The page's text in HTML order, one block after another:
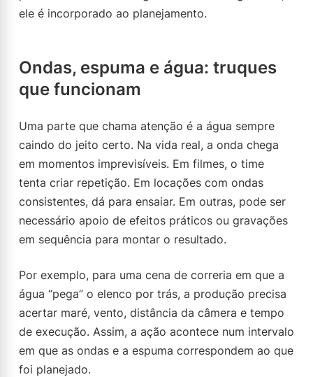
ele é incorporado ao planejamento.
Ondas, espuma e água: truques
que funcionam
Uma parte que chama atenção é a água sempre
caindo do jeito certo. Na vida real, a onda chega
em momentos imprevisíveis. Em filmes, o time
tenta criar repetição. Em locações com ondas
consistentes, dá para ensaiar. Em outras, pode ser
necessário apoio de efeitos práticos ou gravações
em sequência para montar o resultado.
Por exemplo, para uma cena de correria em que a
água “pega” o elenco por trás, a produção precisa
acertar maré, vento, distância da câmera e tempo
de execução. Assim, a ação acontece num intervalo
em que as ondas e a espuma correspondem ao que
foi planejado.